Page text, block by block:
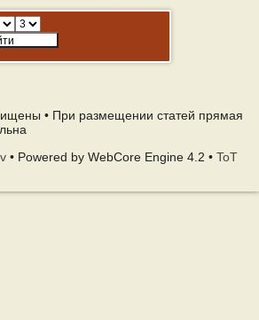
• При размещении статей прямая
• Powered by WebCore Engine 4.2 • ToT